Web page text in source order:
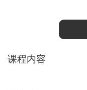
课程内容